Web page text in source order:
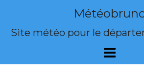
Site météo pour le